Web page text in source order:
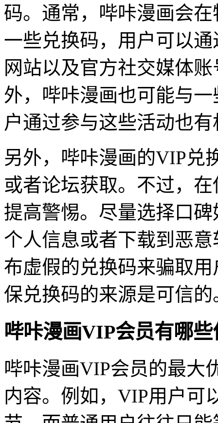
码。通常，哔咔漫画会
一些兑换码，用户可以
网站以及官方社交媒体
外，哔咔漫画也可能与
户通过参与这些活动也
另外，哔咔漫画的VIP兑
或者论坛获取。不过，
提高警惕。尽量选择口
个人信息或者下载到恶
布虚假的兑换码来骗取
保兑换码的来源是可信的
哔咔漫画VIP会员有哪些
哔咔漫画VIP会员的最大
内容。例如，VIP用户可